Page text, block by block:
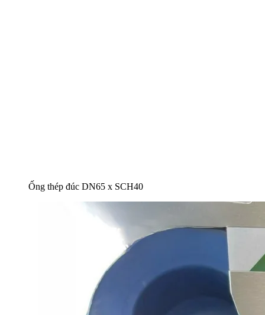
Ống thép đúc DN65 x SCH40